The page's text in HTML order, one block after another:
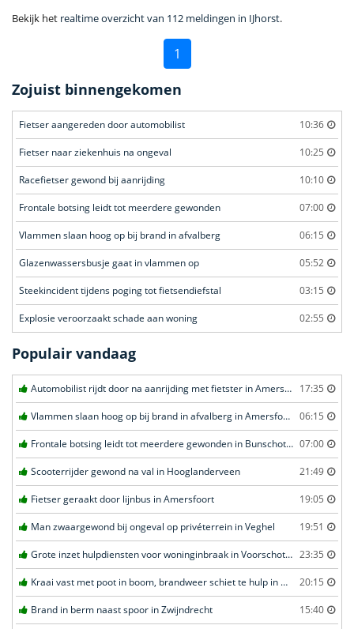
Bekijk het realtime overzicht van 112 meldingen in IJhorst.
1
Zojuist binnengekomen
Fietser aangereden door automobilist 10:36
Fietser naar ziekenhuis na ongeval 10:25
Racefietser gewond bij aanrijding 10:10
Frontale botsing leidt tot meerdere gewonden 07:00
Vlammen slaan hoog op bij brand in afvalberg 06:15
Glazenwassersbusje gaat in vlammen op 05:52
Steekincident tijdens poging tot fietsendiefstal 03:15
Explosie veroorzaakt schade aan woning 02:55
Populair vandaag
Automobilist rijdt door na aanrijding met fietster in Amersfoort 17:35
Vlammen slaan hoog op bij brand in afvalberg in Amersfoort 06:15
Frontale botsing leidt tot meerdere gewonden in Bunschoten-Spakenburg 07:00
Scooterrijder gewond na val in Hooglanderveen 21:49
Fietser geraakt door lijnbus in Amersfoort 19:05
Man zwaargewond bij ongeval op privéterrein in Veghel 19:51
Grote inzet hulpdiensten voor woninginbraak in Voorschoten 23:35
Kraai vast met poot in boom, brandweer schiet te hulp in Barneveld 20:15
Brand in berm naast spoor in Zwijndrecht 15:40